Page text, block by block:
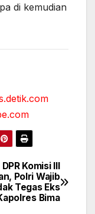
di kemudian
DPR Komisi III
Polri Wajib
Tegas Eks
Bima